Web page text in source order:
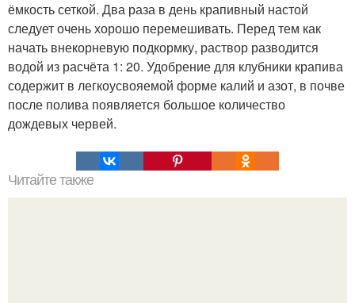
ёмкость сеткой. Два раза в день крапивный настой
следует очень хорошо перемешивать. Перед тем как
начать внекорневую подкормку, раствор разводится
водой из расчёта 1: 20. Удобрение для клубники крапива
содержит в легкоусвояемой форме калий и азот, в почве
после полива появляется большое количество
дождевых червей.
Читайте также